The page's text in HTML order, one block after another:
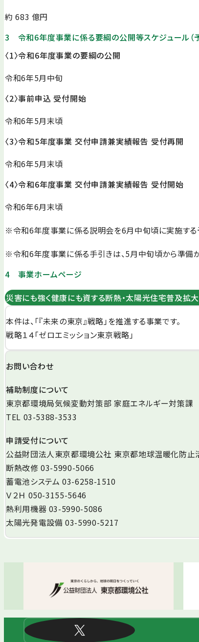
約 683 億円
3 令和6年度事業に係る要綱の公開等スケジュール（
〈1〉令和6年度事業の要綱の公開
令和6年5月中旬
〈2〉事前申込 受付開始
令和6年5月末頃
〈3〉令和5年度事業 交付申請兼実績報告 受付再開
令和6年5月末頃
〈4〉令和6年度事業 交付申請兼実績報告 受付開始
令和6年6月末頃
※令和6年度事業に係る説明会を6月中旬頃に実施する
※令和6年度事業に係る手引きは、5月中旬頃から準備が
4 事業ホームページ
災害にも強く健康にも資する断熱・太陽光住宅普及拡
本件は、「『未来の東京』戦略」を推進する事業です。
戦略１４「ゼロエミッション東京戦略」
お問い合わせ
補助制度について
東京都環境局気候変動対策部 家庭エネルギー対策課
TEL 03-5388-3533
申請受付について
公益財団法人東京都環境公社 東京都地球温暖化防止
断熱改修 03-5990-5066
蓄電池システム 03-6258-1510
Ｖ２Ｈ 050-3155-5646
熱利用機器 03-5990-5086
太陽光発電設備 03-5990-5217